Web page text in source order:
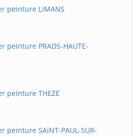
peinture LiMANS
peinture PRADS-HAUTE-
peinture THEZE
peinture SAiNT-PAUL-SUR-